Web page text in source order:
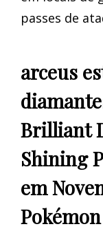
passes de
arceus
Brilliant
Shining
em